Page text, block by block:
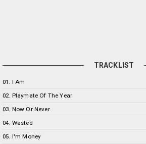
TRACKLIST
01. I Am
02. Playmate Of The Year
03. Now Or Never
04. Wasted
05. I'm Money